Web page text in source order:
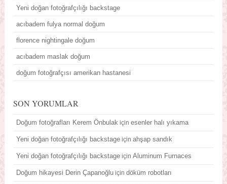
Yeni doğan fotoğrafçılığı backstage
acıbadem fulya normal doğum
florence nightingale doğum
acıbadem maslak doğum
doğum fotoğrafçısı amerikan hastanesi
SON YORUMLAR
Doğum fotoğrafları Kerem Önbulak içinesenler halı yıkama
Yeni doğan fotoğrafçılığı backstage içinahşap sandık
Yeni doğan fotoğrafçılığı backstage içinAluminum Furnaces
Doğum hikayesi Derin Çapanoğlu içindöküm robotları